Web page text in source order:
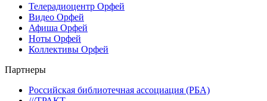
Телерадиоцентр Орфей
Видео Орфей
Афиша Орфей
Ноты Орфей
Коллективы Орфей
Партнеры
Российская библиотечная ассоциация (РБА)